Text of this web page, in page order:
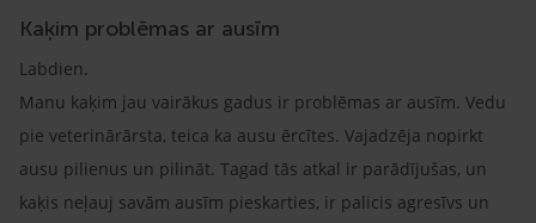
Kaķim problēmas ar ausīm
Labdien.
Manu kaķim jau vairākus gadus ir problēmas ar ausīm. Vedu
pie veterinārārsta, teica ka ausu ērcītes. Vajadzēja nopirkt
ausu pilienus un pilināt. Tagad tās atkal ir parādījušas, un
kaķis neļauj savām ausīm pieskarties, ir palicis agresīvs un